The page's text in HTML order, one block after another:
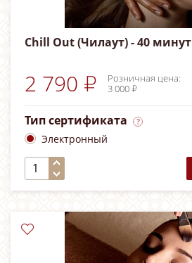
Chill Out (Чилаут) - 40 минут
2 790 ₽
Розничная цена:
3 000 ₽
Тип сертификата
Электронный